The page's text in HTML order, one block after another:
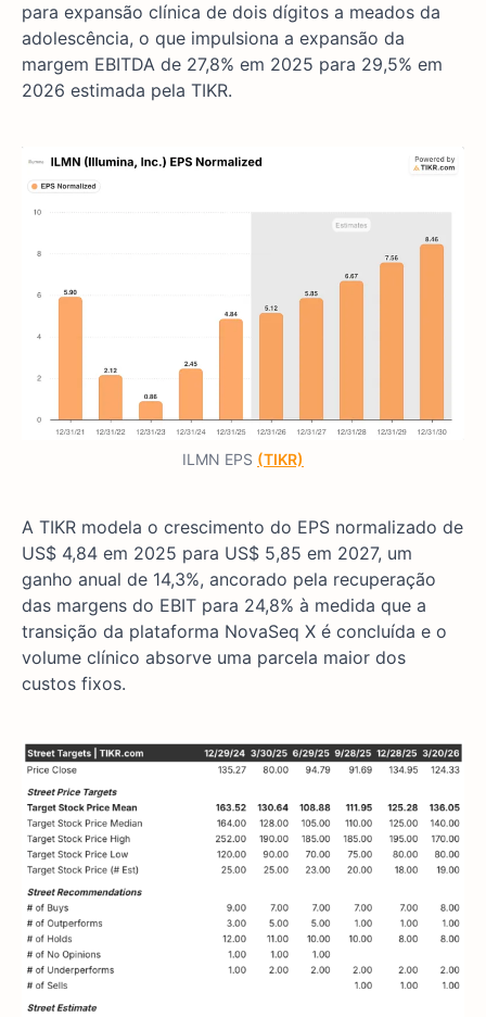
para expansão clínica de dois dígitos a meados da
adolescência, o que impulsiona a expansão da
margem EBITDA de 27,8% em 2025 para 29,5% em
2026 estimada pela TIKR.
ILMN EPS (TIKR)
A TIKR modela o crescimento do EPS normalizado de
US$ 4,84 em 2025 para US$ 5,85 em 2027, um
ganho anual de 14,3%, ancorado pela recuperação
das margens do EBIT para 24,8% à medida que a
transição da plataforma NovaSeq X é concluída e o
volume clínico absorve uma parcela maior dos
custos fixos.